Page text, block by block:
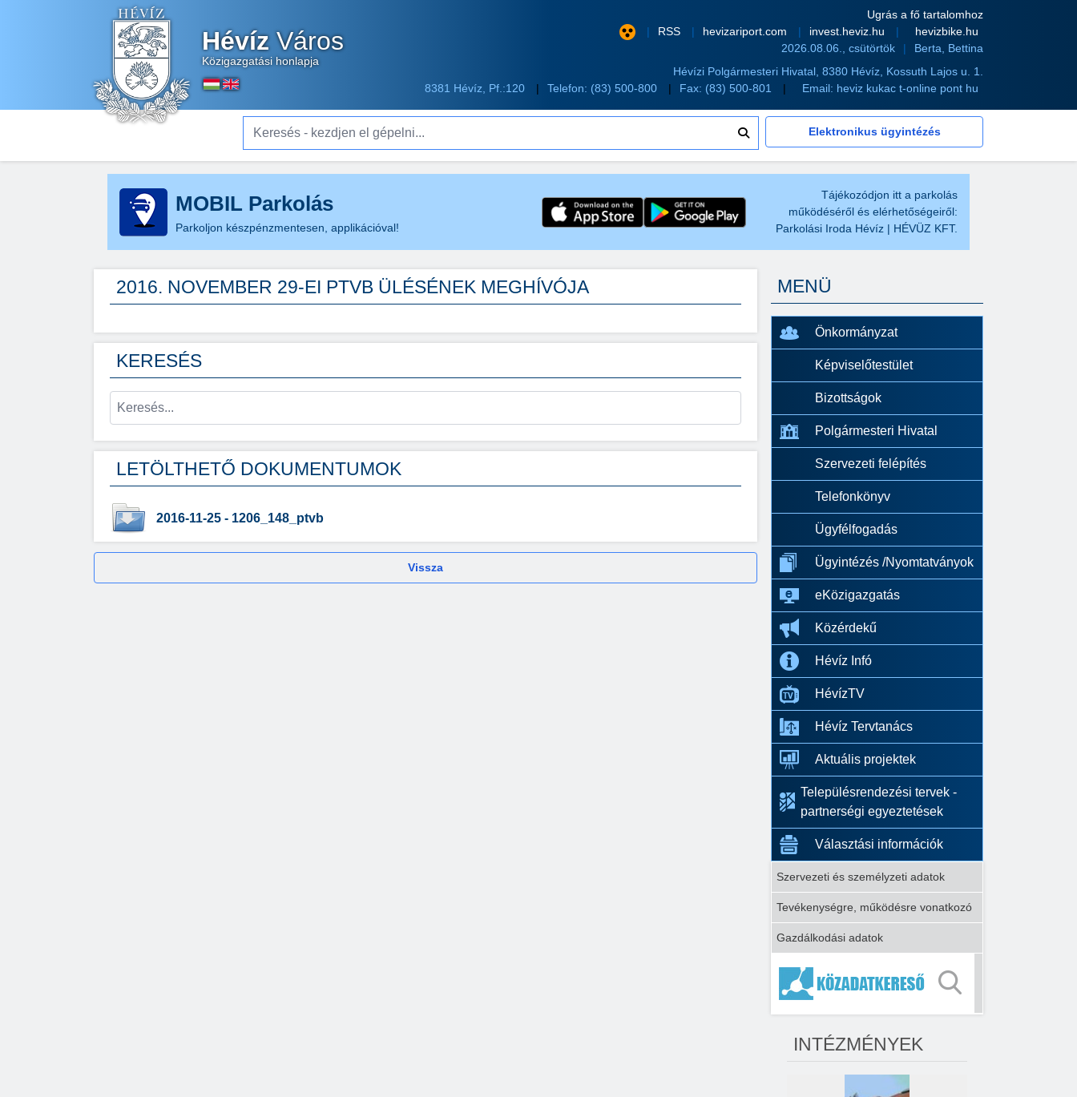
HévízVáros
Közigazgatási honlapja
Ugrás a fő tartalomhoz
RSS
hevizariport.com invest.heviz.hu
hevizbike.hu
2026.08.06., csütörtök
Berta, Bettina
Hévízi Polgármesteri Hivatal, 8380 Hévíz, Kossuth Lajos u. 1.
8381 Hévíz, Pf.:120
Telefon: (83) 500-800 Fax: (83) 500-801 Email: heviz kukac t-online pont hu
Keresés - kezdjen el gépelni...
Elektronikus ügyintézés
MOBIL Parkolás
Parkoljon készpénzmentesen, applikációval!
Tájékozódjon itt a parkolás
működéséről és elérhetőségeiről:
Parkolási Iroda Hévíz | HÉVÜZ KFT.
2016. NOVEMBER 29-EI PTVB ÜLÉSÉNEK MEGHÍVÓJA
KERESÉS
LETÖLTHETŐ DOKUMENTUMOK
2016-11-25 - 1206_148_ptvb
Vissza
MENÜ
Önkormányzat
Képviselőtestület
Bizottságok
Polgármesteri Hivatal
Szervezeti felépítés
Telefonkönyv
Ügyfélfogadás
Ügyintézés /Nyomtatványok
eKözigazgatás
Közérdekű
Hévíz Infó
HévízTV
Hévíz Tervtanács
Aktuális projektek
Településrendezési tervek -
partnerségi egyeztetések
Választási információk
Szervezeti és személyzeti adatok
Tevékenységre, működésre vonatkozó
Gazdálkodási adatok
INTÉZMÉNYEK